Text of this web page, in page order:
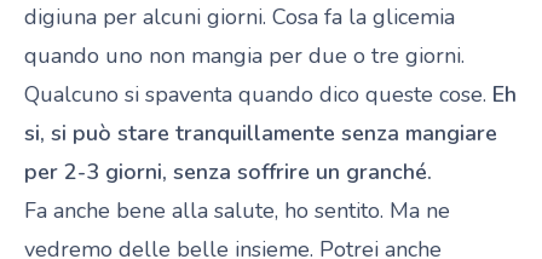
digiuna per alcuni giorni. Cosa fa la glicemia
quando uno non mangia per due o tre giorni.
Qualcuno si spaventa quando dico queste cose. Eh
si, si può stare tranquillamente senza mangiare
per 2-3 giorni, senza soffrire un granché.
Fa anche bene alla salute, ho sentito. Ma ne
vedremo delle belle insieme. Potrei anche